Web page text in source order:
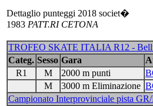
Dettaglio punteggi 2018 societ�
1983 PATT.RI CETONA
TROFEO SKATE ITALIA R12 -
Categ. Sesso Gara
R1
M 2000 m punti
M
3000 m Eliminazione
Campionato Interprovinciale pista